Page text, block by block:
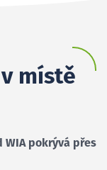
místě
WIA pokrývá přes